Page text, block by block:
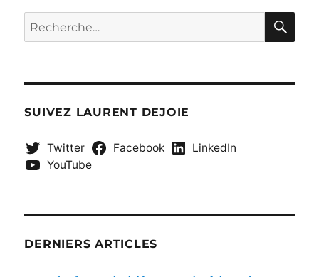
Recherche
pour :
SUIVEZ LAURENT DEJOIE
Twitter Facebook
LinkedIn
YouTube
DERNIERS ARTICLES